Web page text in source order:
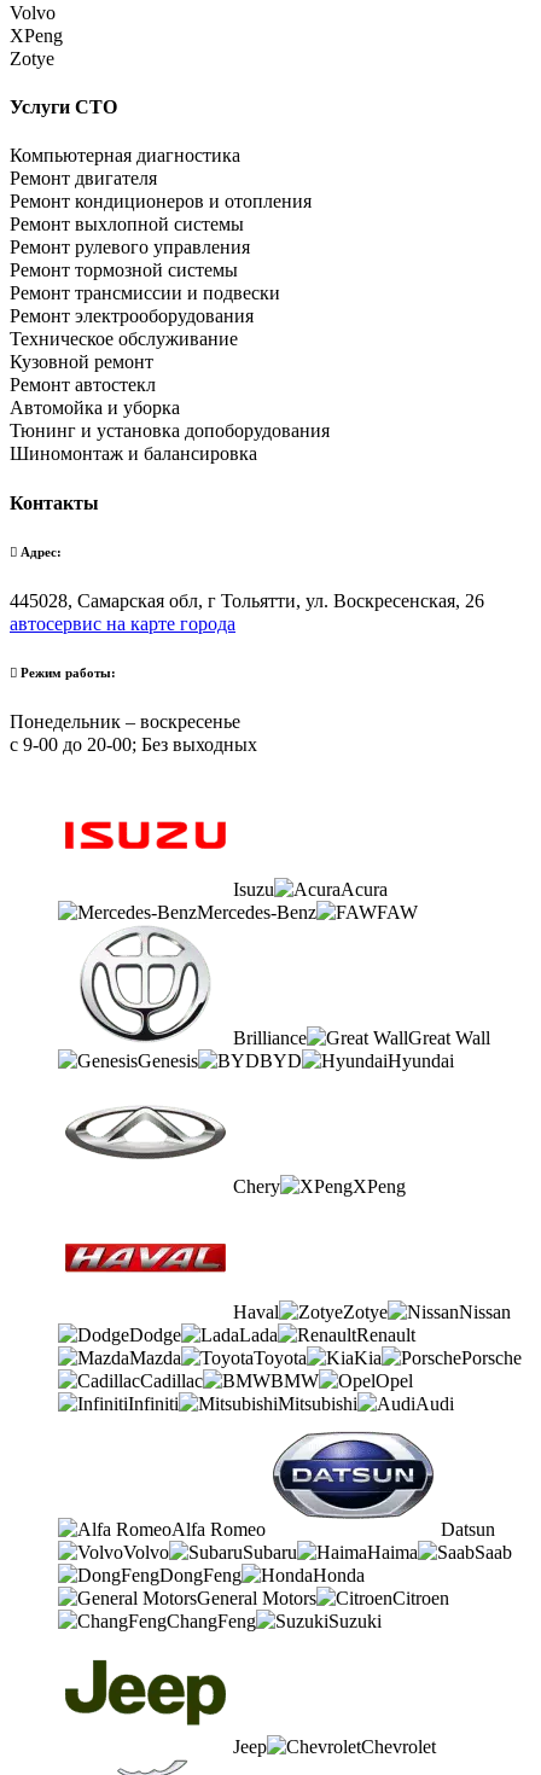
Volvo
XPeng
Zotye
Услуги СТО
Компьютерная диагностика
Ремонт двигателя
Ремонт кондиционеров и отопления
Ремонт выхлопной системы
Ремонт рулевого управления
Ремонт тормозной системы
Ремонт трансмиссии и подвески
Ремонт электрооборудования
Техническое обслуживание
Кузовной ремонт
Ремонт автостекл
Автомойка и уборка
Тюнинг и установка допоборудования
Шиномонтаж и балансировка
Контакты
Адрес:
445028, Самарская обл, г Тольятти, ул. Воскресенская, 26
автосервис на карте города
Режим работы:
Понедельник – воскресенье
с 9-00 до 20-00; Без выходных
Isuzu
Acura
Mercedes-Benz
FAW
Brilliance
Great Wall
Genesis
BYD Hyundai
Chery XPeng
Haval Zotye
Nissan
Dodge
Lada
Renault
Mazda
Toyota Kia
Porsche
Cadillac
BMW
Opel
Infiniti
Mitsubishi Audi
Alfa Romeo
Datsun
Volvo
Subaru Haima
Saab
DongFeng
Honda
General Motors
Citroen
ChangFeng
Suzuki
Jeep Chevrolet